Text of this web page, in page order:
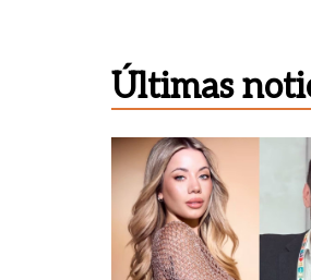
Últimas